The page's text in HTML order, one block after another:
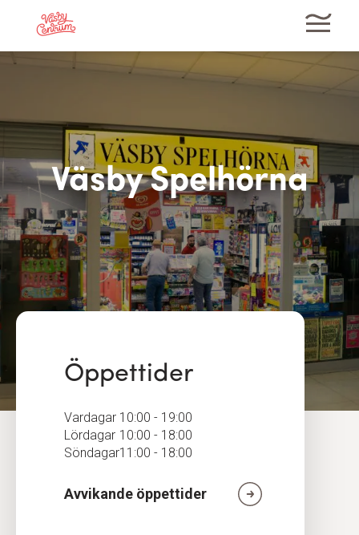
Väsby Spelhörna
Öppettider
Vardagar 10:00 - 19:00
Lördagar 10:00 - 18:00
Söndagar11:00 - 18:00
Avvikande öppettider